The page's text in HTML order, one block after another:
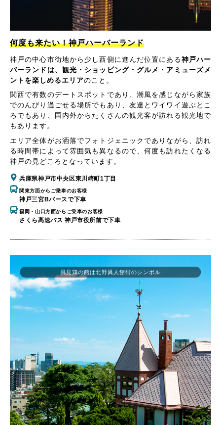
何度も来たい！神戸ハーバーランド
神戸の中心市街地から少し西側に進んだ位置にある神戸ハー
バーランドは、観光・ショッピング・グルメ・アミューズメ
ントを楽しめるエリアのこと。
関西で有数のデートスポットであり、潮風を感じながら家族
でのんびり過ごせる場所でもあり、友達とワイワイ遊ぶとこ
ろでもあり、国内外からたくさんの観光客が訪れる観光地で
もあります。
エリア全体がお洒落でフォトジェニックでありながら、訪れ
る時間帯によって雰囲気も異なるので、何度も訪れたくなる
神戸の見どころとなっています。
兵庫県神戸市中央区東川崎町1丁目
関東方面からご乗車のお客様
神戸三宮Bバースで下車
福岡・山口方面からご乗車のお客様
さくら高速バス 神戸市役所前で下車
風見鶏の館は北野異人館街のシンボル